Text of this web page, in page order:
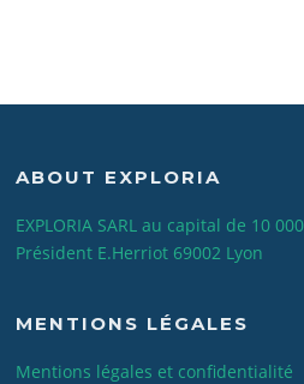
ABOUT EXPLORIA
EXPLORIA SARL au capital de 10
Président E.Herriot 69002 Lyon
MENTIONS LÉGALES
Mentions légales et confidentialité